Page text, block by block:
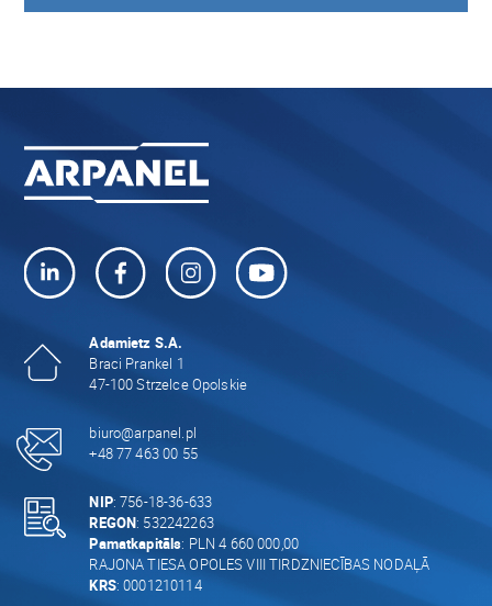
Adamietz S.A.
Braci Prankel 1
47-100 Strzelce Opolskie
biuro@arpanel.pl
+48 77 463 00 55
NIP: 756-18-36-633
REGON: 532242263
Pamatkapitāls: PLN 4 660 000,00
RAJONA TIESA OPOLES VIII TIRDZNIECĪBAS NODAĻĀ
KRS: 0001210114